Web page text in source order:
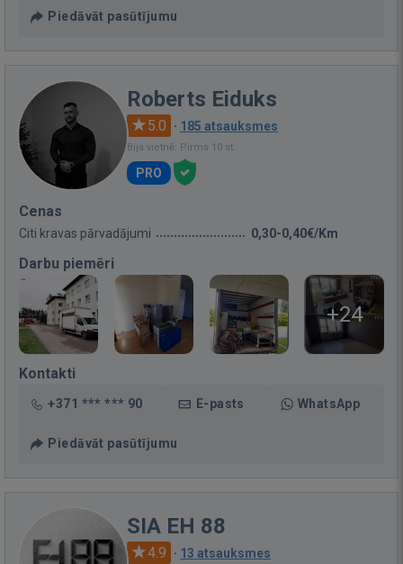
Piedāvāt pasūtījumu
Roberts Eiduks
5.0 · 185 atsauksmes
Bija vietnē: Pirms 10 st.
PRO
Cenas
Citi kravas pārvadājumi 0,30-0,40€/Km
Darbu piemēri
+24
Kontakti
+371 *** *** 90 E-pasts WhatsApp
Piedāvāt pasūtījumu
SIA EH 88
4.9 · 13 atsauksmes